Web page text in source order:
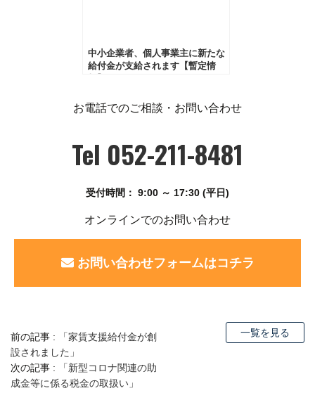
中小企業者、個人事業主に新たな
給付金が支給されます【暫定情
お電話でのご相談・お問い合わせ
Tel 052-211-8481
受付時間： 9:00 ～ 17:30 (平日)
オンラインでのお問い合わせ
お問い合わせフォームはコチラ
前の記事 :
「家賃支援給付金が創
設されました」
次の記事 :
「新型コロナ関連の助
成金等に係る税金の取扱い」
一覧を見る